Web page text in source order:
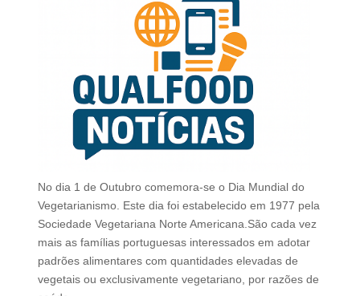
No dia 1 de Outubro comemora-se o Dia Mundial do
Vegetarianismo. Este dia foi estabelecido em 1977 pela
Sociedade Vegetariana Norte Americana.São cada vez
mais as famílias portuguesas interessados em adotar
padrões alimentares com quantidades elevadas de
vegetais ou exclusivamente vegetariano, por razões de